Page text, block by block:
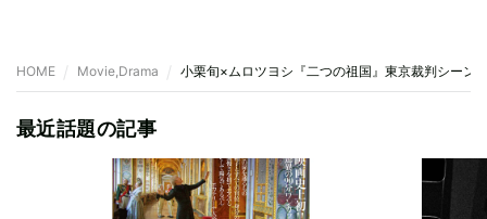
HOME Movie,Drama 小栗旬×ムロツヨシ『二つの祖国』東京裁判シーン
最近話題の記事